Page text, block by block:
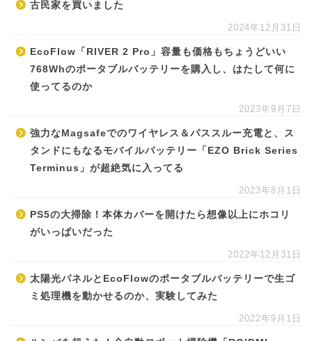
古民家を買いました
2024年12月31日
EcoFlow「RIVER 2 Pro」容量も価格もちょうどいい
768Whのポータブルバッテリーを購入し、はたして何に
使ってるのか
2023年9月7日
強力なMagsafeでのワイヤレス＆パススルー充電と、ス
タンドにもなるモバイルバッテリー「EZO Brick Series
Terminus」が超絶気に入ってる
2023年8月1日
PS5の大掃除！本体カバーを開けたら想像以上にホコリ
がいっぱいだった
2022年12月31日
太陽光パネルとEcoFlowのポータブルバッテリーで生ゴ
ミ処理機を動かせるのか、実験してみた
2022年9月1日